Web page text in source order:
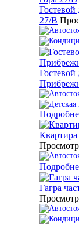
27/В
Квартира
Гагра